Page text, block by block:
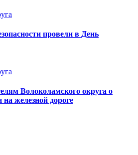
провели в День
Волоколамского округа о
на железной дороге